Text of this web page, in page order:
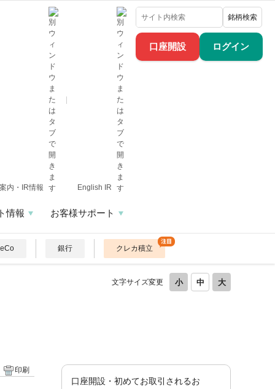
口座開設 ログイン
内・IR情報 English IR
銘柄検索
情報 お客様サポート
銀行 クレカ積立
文字サイズ変更
口座開設・初めてお取引されるお
印刷